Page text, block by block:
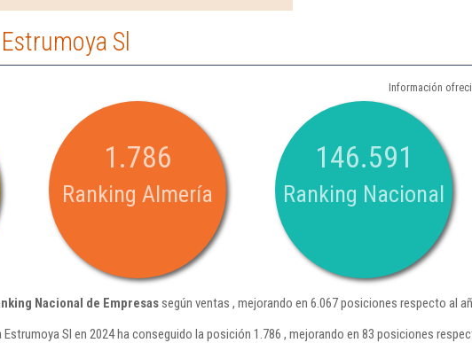
Sl
Información
1.786
Ranking Almería
146.591
Ranking Nacional
Nacional de Empresassegún ventas , mejorando en 6.067 posiciones respecto al
Sl en 2024 ha conseguido la posición 1.786 , mejorando en 83 posiciones